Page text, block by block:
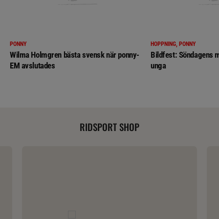
PONNY
Wilma Holmgren bästa svensk när ponny-
EM avslutades
HOPPNING, PONNY
Bildfest: Söndagens
unga
RIDSPORT SHOP